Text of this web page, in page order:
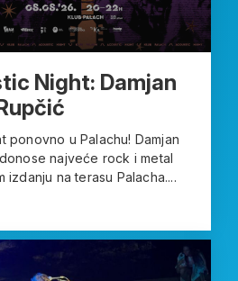
Night: Damjan
ponovno u Palachu! Damjan
najveće rock i metal
izdanju na terasu Palacha....